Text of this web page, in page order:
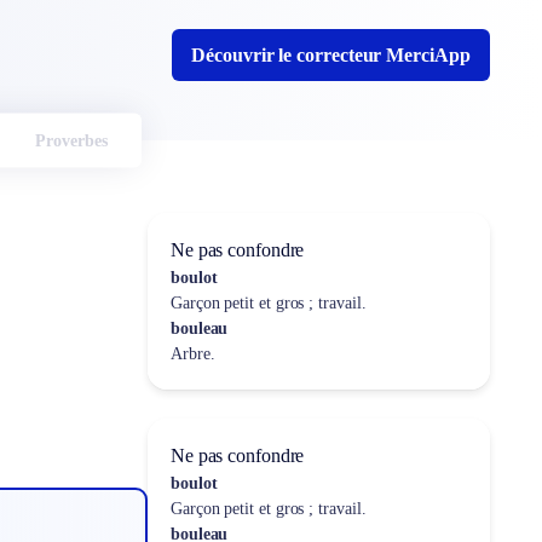
Découvrir le correcteur MerciApp
Proverbes
Ne pas confondre
boulot
Garçon petit et gros ; travail.
bouleau
Arbre.
Ne pas confondre
boulot
Garçon petit et gros ; travail.
bouleau